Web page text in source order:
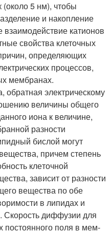
(около 5 нм), чтобы
и накопление
взаимодействие катионов
свойства клеточных
определяющих
процессов,
мембранах.
электрическому
величины общего
иона к величине,
разности
бислой могут
причем степень
кле­точной
зависит от разности
вещества по обе
в липидах и
Скорость диффузии для
постоянного поля в мем­